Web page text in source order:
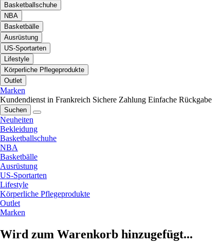
Basketballschuhe
NBA
Basketbälle
Ausrüstung
US-Sportarten
Lifestyle
Körperliche Pflegeprodukte
Outlet
Marken
Kundendienst in Frankreich Sichere Zahlung Einfache Rückgabe
Suchen
Neuheiten
Bekleidung
Basketballschuhe
NBA
Basketbälle
Ausrüstung
US-Sportarten
Lifestyle
Körperliche Pflegeprodukte
Outlet
Marken
Wird zum Warenkorb hinzugefügt...